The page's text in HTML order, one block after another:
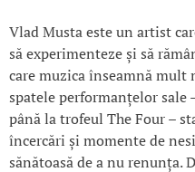
Vlad Musta este un artist
să experimenteze și să
care muzica înseamnă mult
spatele performanțelor sale
până la trofeul The Four –
încercări și momente de
sănătoasă de a nu renunța.